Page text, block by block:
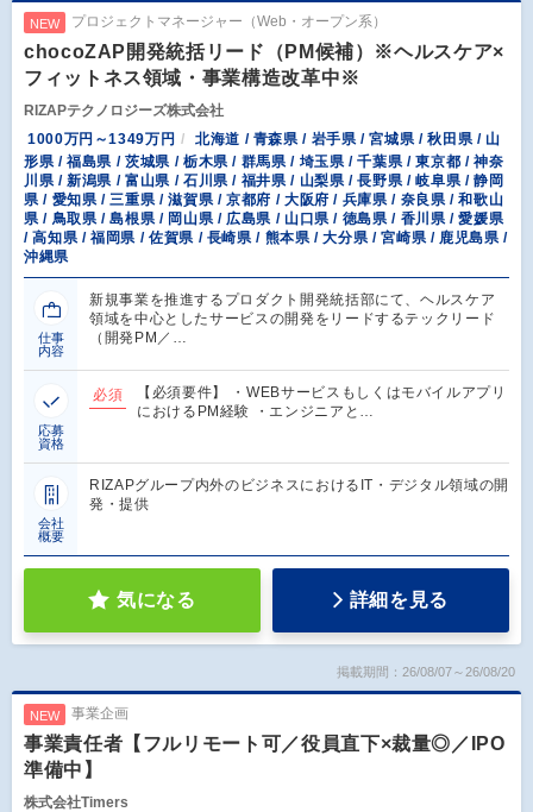
NEW プロジェクトマネージャー（Web・オープン系）
chocoZAP開発統括リード（PM候補）※ヘルスケア×
フィットネス領域・事業構造改革中※
RIZAPテクノロジーズ株式会社
1000万円～1349万円
北海道 / 青森県 / 岩手県 / 宮城県 / 秋田県 / 山
形県 / 福島県 / 茨城県 / 栃木県 / 群馬県 / 埼玉県 / 千葉県 / 東京都 / 神奈
川県 / 新潟県 / 富山県 / 石川県 / 福井県 / 山梨県 / 長野県 / 岐阜県 / 静岡
県 / 愛知県 / 三重県 / 滋賀県 / 京都府 / 大阪府 / 兵庫県 / 奈良県 / 和歌山
県 / 鳥取県 / 島根県 / 岡山県 / 広島県 / 山口県 / 徳島県 / 香川県 / 愛媛県
/ 高知県 / 福岡県 / 佐賀県 / 長崎県 / 熊本県 / 大分県 / 宮崎県 / 鹿児島県 /
沖縄県
仕事
内容
新規事業を推進するプロダクト開発統括部にて、ヘルスケア
領域を中心としたサービスの開発をリードするテックリード
（開発PM／…
応募
資格
必須
【必須要件】 ・WEBサービスもしくはモバイルアプリ
におけるPM経験 ・エンジニアと…
会社
概要
RIZAPグループ内外のビジネスにおけるIT・デジタル領域の開
発・提供
気になる 詳細を見る
掲載期間：26/08/07～26/08/20
NEW 事業企画
事業責任者【フルリモート可／役員直下×裁量◎／IPO
準備中】
株式会社Timers